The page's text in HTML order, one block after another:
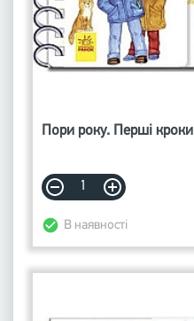
Пори року. Перші кроки
В наявності